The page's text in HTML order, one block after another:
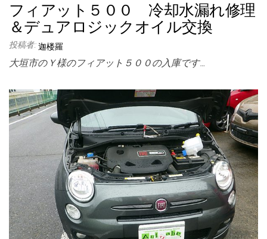
フィアット５００ 冷却水漏れ修理
＆デュアロジックオイル交換
投稿者: 迦楼羅
大垣市のＹ様のフィアット５００の入庫です…